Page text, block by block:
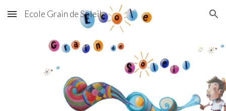
Skip to main content Skip to navigation
Ecole Grain de Soleil